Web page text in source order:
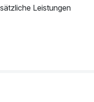
Leistungen